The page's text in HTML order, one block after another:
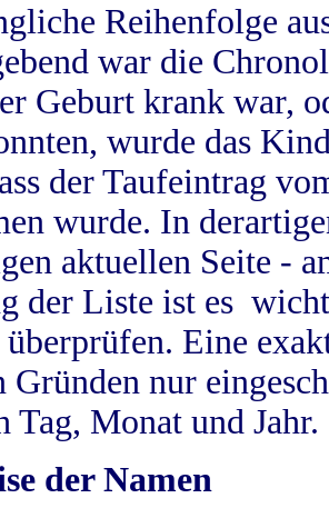
Reihenfolge
war die
Geburt krank war,
wurde das
der Taufeintrag
wurde. In
aktuellen Seite -
der Liste ist es
Eine
Gründen nur
Tag, Monat und Jahr.
der Namen